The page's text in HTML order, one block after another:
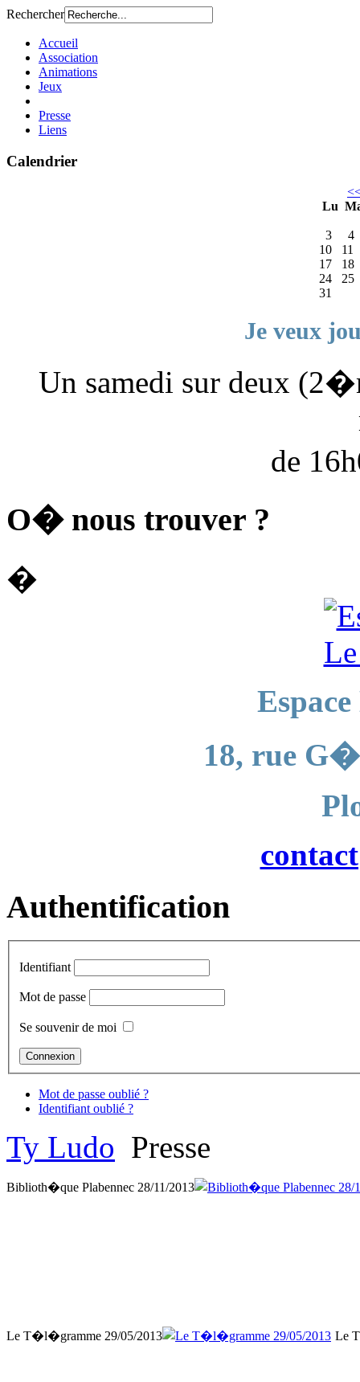
Rechercher
Accueil
Association
Animations
Jeux
Presse
Liens
Calendrier
Lu
3
4
10
11
17
18
24
25
31
Je veux
Un samedi sur deux
de
O� nous trouver ?
�
18, rue
Authentification
Identifiant
Mot de passe
Se souvenir de moi
Mot de passe oublié ?
Identifiant oublié ?
Ty Ludo Presse
Biblioth�que Plabennec 28/11/2013
Le T�l�gramme 29/05/2013 Le